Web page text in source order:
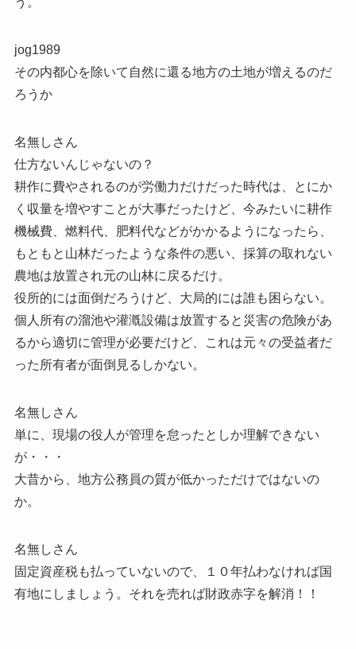
jog1989
その内都心を除いて自然に還る地方の土地が増えるのだ
ろうか
名無しさん
仕方ないんじゃないの？
耕作に費やされるのが労働力だけだった時代は、とにか
く収量を増やすことが大事だったけど、今みたいに耕作
機械費、燃料代、肥料代などがかかるようになったら、
もともと山林だったような条件の悪い、採算の取れない
農地は放置され元の山林に戻るだけ。
役所的には面倒だろうけど、大局的には誰も困らない。
個人所有の溜池や灌漑設備は放置すると災害の危険があ
るから適切に管理が必要だけど、これは元々の受益者だ
った所有者が面倒見るしかない。
名無しさん
単に、現場の役人が管理を怠ったとしか理解できない
が・・・
大昔から、地方公務員の質が低かっただけではないの
か。
名無しさん
固定資産税も払っていないので、１０年払わなければ国
有地にしましょう。それを売れば財政赤字を解消！！